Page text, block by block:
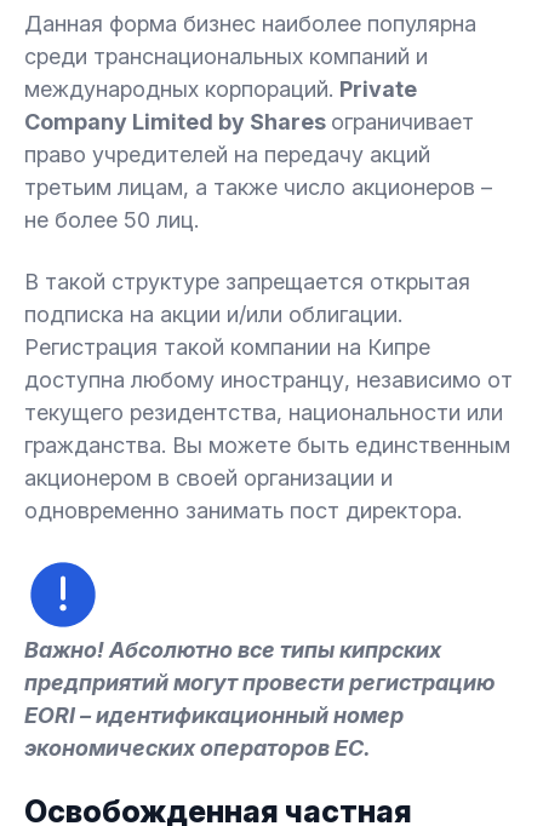
Данная форма бизнес наиболее популярна
среди транснациональных компаний и
международных корпораций. Private
Company Limited by Shares ограничивает
право учредителей на передачу акций
третьим лицам, а также число акционеров –
не более 50 лиц.
В такой структуре запрещается открытая
подписка на акции и/или облигации.
Регистрация такой компании на Кипре
доступна любому иностранцу, независимо от
текущего резидентства, национальности или
гражданства. Вы можете быть единственным
акционером в своей организации и
одновременно занимать пост директора.
Важно! Абсолютно все типы кипрских
предприятий могут провести регистрацию
EORI – идентификационный номер
экономических операторов ЕС.
Освобожденная частная